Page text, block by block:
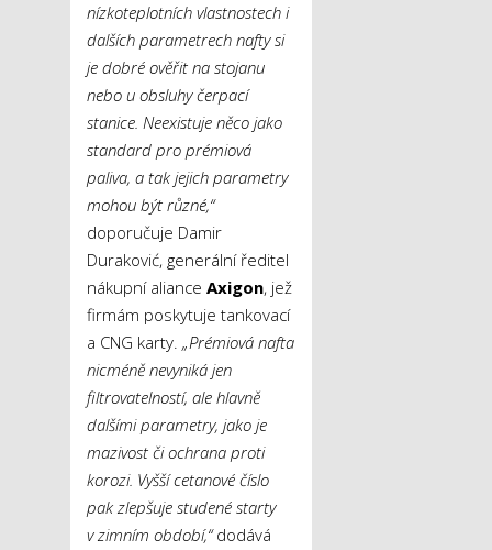
nízkoteplotních vlastnostech i
dalších parametrech nafty si
je dobré ověřit na stojanu
nebo u obsluhy čerpací
stanice. Neexistuje něco jako
standard pro prémiová
paliva, a tak jejich parametry
mohou být různé,“
doporučuje Damir
Duraković, generální ředitel
nákupní aliance Axigon, jež
firmám poskytuje tankovací
a CNG karty. „Prémiová nafta
nicméně nevyniká jen
filtrovatelností, ale hlavně
dalšími parametry, jako je
mazivost či ochrana proti
korozi. Vyšší cetanové číslo
pak zlepšuje studené starty
v zimním období,“dodává